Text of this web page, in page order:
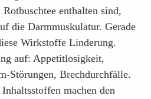
enthalten sind,
die Darmmuskulatur. Gerade
Wirkstoffe Linderung.
auf: Appetitlosigkeit,
Störungen, Brechdurchfälle.
machen den